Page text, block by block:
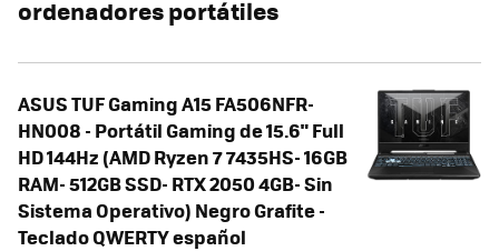
ordenadores portátiles
ASUS TUF Gaming A15 FA506NFR-
HN008 - Portátil Gaming de 15.6" Full
HD 144Hz (AMD Ryzen 7 7435HS- 16GB
RAM- 512GB SSD- RTX 2050 4GB- Sin
Sistema Operativo) Negro Grafite -
Teclado QWERTY español